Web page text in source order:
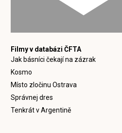
Filmy v databázi ČFTA
Jak básníci čekají na zázrak
Kosmo
Místo zločinu Ostrava
Správnej dres
Tenkrát v Argentině